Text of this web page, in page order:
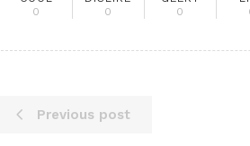
0
0
0
Previous post